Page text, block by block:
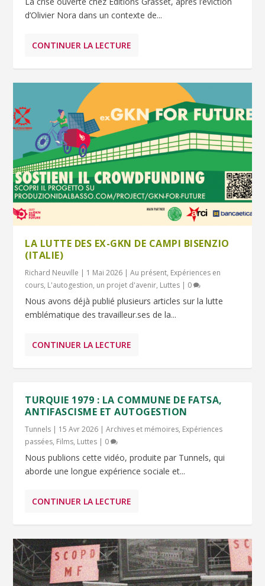
d’Olivier Nora dans un contexte de...
CONTINUER LA LECTURE
LA LUTTE DES EX-GKN DE CAMPI BISENZIO
(ITALIE)
Richard Neuville | 1 Mai 2026 |Au présent, Expériences en
cours, L'autogestion, un projet d'avenir, Luttes | 0
Nous avons déjà publié plusieurs articles sur la lutte
emblématique des travailleur.ses de la...
CONTINUER LA LECTURE
TURQUIE 1979 : LA COMMUNE DE FATSA,
ANTIFASCISME ET AUTOGESTION
Tunnels | 15 Avr 2026 |Archives et mémoires, Expériences
passées, Films, Luttes | 0
Nous publions cette vidéo, produite par Tunnels, qui
aborde une longue expérience sociale et...
CONTINUER LA LECTURE